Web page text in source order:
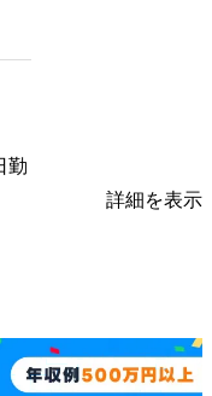
勤
詳細を表示